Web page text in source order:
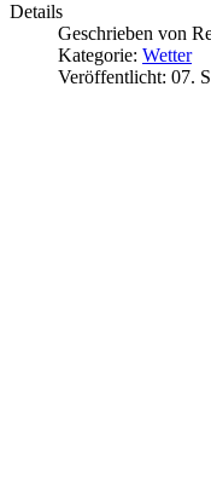
Details
Geschrieben von
Kategorie: Wetter
Veröffentlicht: 07.